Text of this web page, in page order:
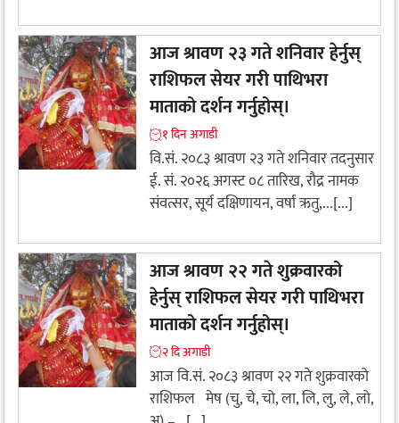
आज श्रावण २३ गते शनिवार हेर्नुस्
राशिफल सेयर गरी पाथिभरा
माताको दर्शन गर्नुहोस्।
१ दिन अगाडी
वि.सं. २०८३ श्रावण २३ गते शनिवार तदनुसार
ई. सं. २०२६ अगस्ट ०८ तारिख, रौद्र नामक
संवत्सर, सूर्य दक्षिणायन, वर्षा ऋतु,...[...]
आज श्रावण २२ गते शुक्रवारको
हेर्नुस् राशिफल सेयर गरी पाथिभरा
माताको दर्शन गर्नुहोस्।
२ दि अगाडी
आज वि.सं. २०८३ श्रावण २२ गते शुक्रवारको
राशिफल मेष (चु, चे, चो, ला, लि, लु, ले, लो,